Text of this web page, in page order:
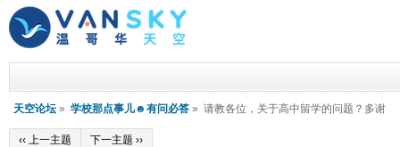
天空论坛 » 学校那点事儿☻有问必答 » 请教各位，关于高中留学的问题？多谢
‹‹ 上一主题 下一主题 ››